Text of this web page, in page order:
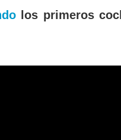
los primeros